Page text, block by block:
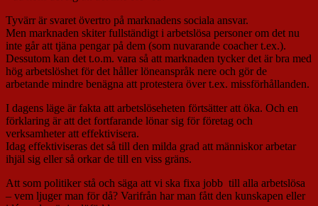
Tyvärr är svaret övertro på marknadens sociala ansvar.
Men marknaden skiter fullständigt i arbetslösa personer om det nu
inte går att tjäna pengar på dem (som nuvarande coacher t.ex.).
Dessutom kan det t.o.m. vara så att marknaden tycker det är bra med
hög arbetslöshet för det håller löneanspråk nere och gör de
arbetande mindre benägna att protestera över t.ex. missförhållanden.
I dagens läge är fakta att arbetslöseheten förtsätter att öka. Och en
förklaring är att det fortfarande lönar sig för företag och
verksamheter att effektivisera.
Idag effektiviseras det så till den milda grad att människor arbetar
ihjäl sig eller så orkar de till en viss gräns.
Att som politiker stå och säga att vi ska fixa jobb till alla arbetslösa
– vem ljuger man för då? Varifrån har man fått den kunskapen eller